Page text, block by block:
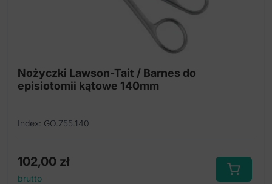
Nożyczki Lawson-Tait / Barnes do
episiotomii kątowe 140mm
Index: GO.755.140
102,00 zł
brutto